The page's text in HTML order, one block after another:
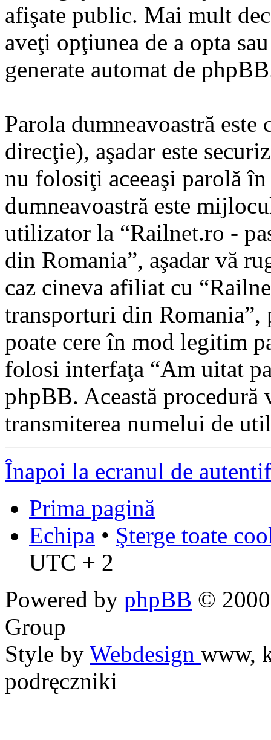
afişate public. Mai mult
aveţi opţiunea de a opta
generate automat de
Parola dumneavoastră
direcţie), aşadar este
nu folosiţi aceeaşi parolă
dumneavoastră este
utilizator la “Railnet.ro -
din Romania”, aşadar vă
caz cineva afiliat cu
transporturi din Romania”,
poate cere în mod legitim
folosi interfaţa “Am uitat
phpBB. Această procedură
transmiterea numelui de
Înapoi la ecranul de
Prima pagină
Echipa • Şterge toate
UTC + 2
Powered by phpBB ©
Group
Style by Webdesign www,
podręczniki